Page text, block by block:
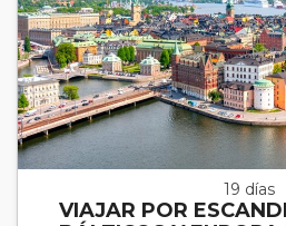
19 días
VIAJAR POR